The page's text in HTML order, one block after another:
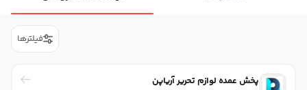
فیلترها
پخش عمده لوازم تحریر آریاپن